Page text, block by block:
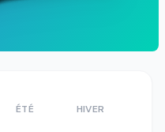
ÉTÉ HIVER